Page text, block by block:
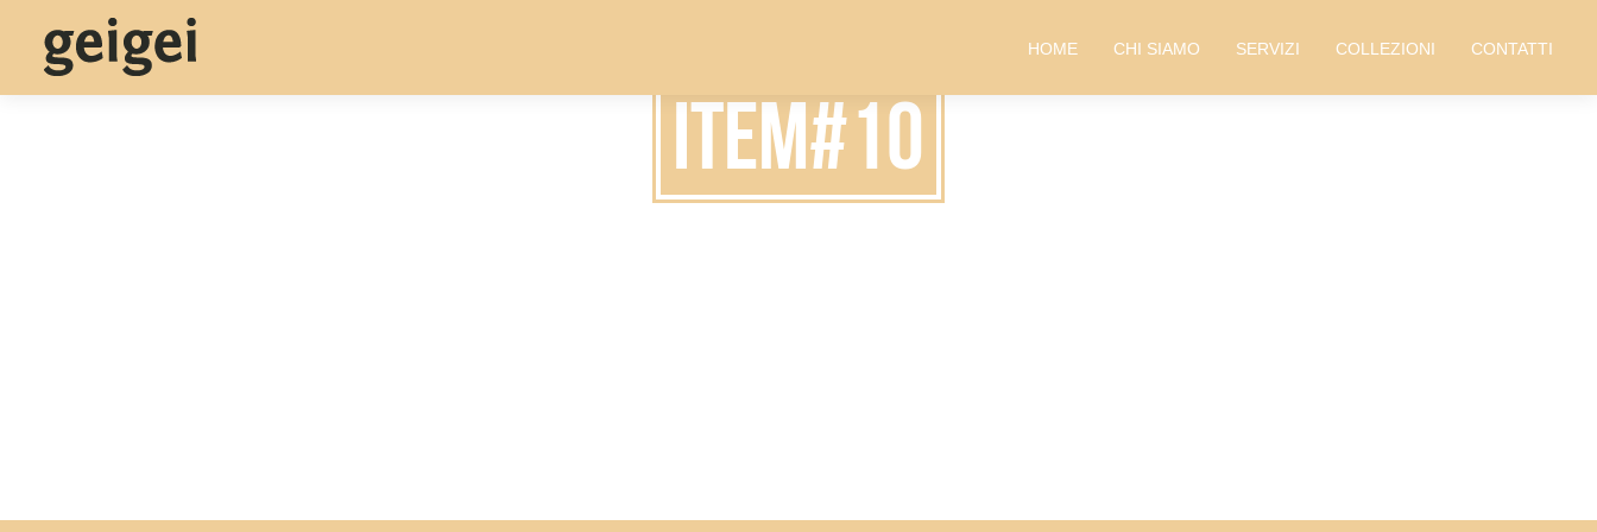
HOME CHI SIAMO SERVIZI COLLEZIONI CONTATTI
item#10